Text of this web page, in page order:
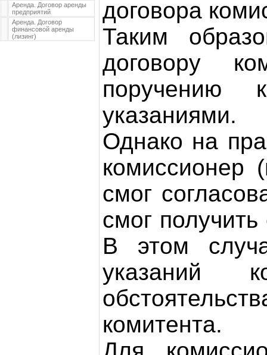
Аренда. Договор аренды
предприятий
Аренда. Договор
финансовой аренды
(лизинг)
договора
Таким
договору
поручению
указаниями.
Однако на
комиссионер
смог
смог
В этом
указаний
комитента.